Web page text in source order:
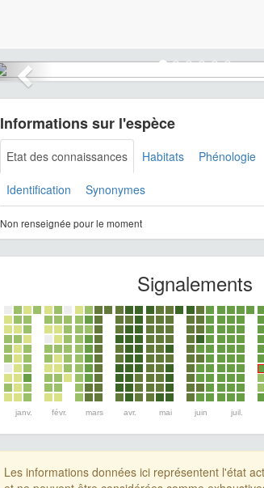
Phoenicurus ochruros © HALLART
Informations sur l'espèce
Etat des connaissances Habitats Phénologie
Identification Synonymes
Non renseignée pour le moment
Signalements
janv. févr. mars avr. mai juin juil.
Les informations données ici représentent l'état